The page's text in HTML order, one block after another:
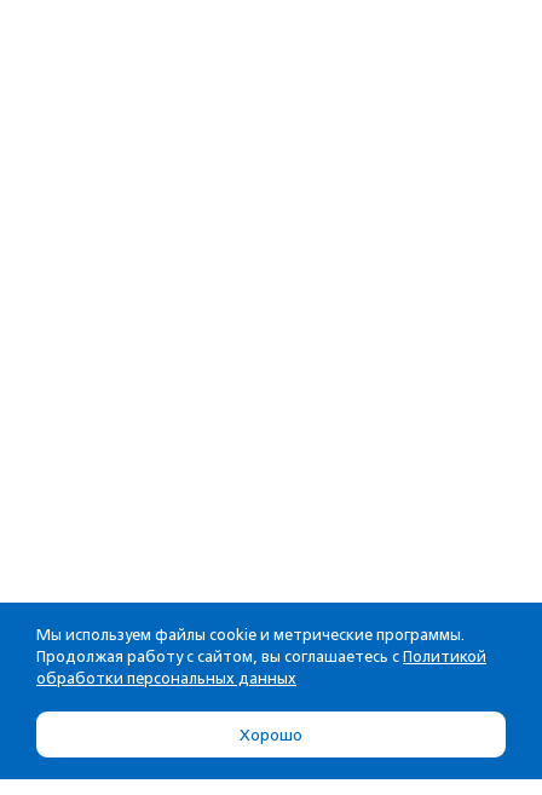
Мы используем файлы cookie и метрические программы.
Продолжая работу с сайтом, вы соглашаетесь с Политикой
обработки персональных данных
Хорошо